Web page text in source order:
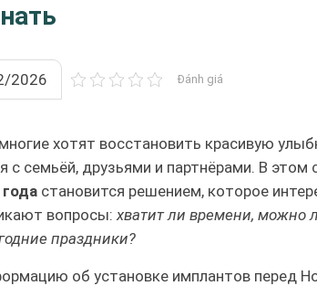
2026 Đánh giá
хотят восстановить красивую
семьёй, друзьями и партнёрами. В этом
становится решением, которое
вопросы:хватит ли времени, можно
праздники?
об установке имплантов перед